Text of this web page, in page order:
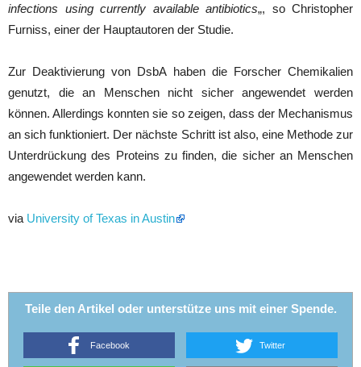
infections using currently available antibiotics„, so Christopher
Furniss, einer der Hauptautoren der Studie.
Zur Deaktivierung von DsbA haben die Forscher Chemikalien
genutzt, die an Menschen nicht sicher angewendet werden
können. Allerdings konnten sie so zeigen, dass der Mechanismus
an sich funktioniert. Der nächste Schritt ist also, eine Methode zur
Unterdrückung des Proteins zu finden, die sicher an Menschen
angewendet werden kann.
via University of Texas in Austin
Teile den Artikel oder unterstütze uns mit einer Spende.
Facebook Twitter